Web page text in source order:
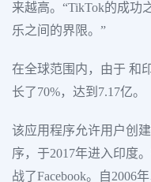
来越高。“TikTok的成功
乐之间的界限。”
在全球范围内，由于 和
长了70%，达到7.17亿。
该应用程序允许用户创
序，于2017年进入印度
战了Facebook。自2006